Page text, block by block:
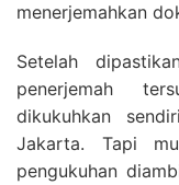
menerjemahkan
Setelah
penerjemah
dikukuhkan
Jakarta. Tapi
pengukuhan